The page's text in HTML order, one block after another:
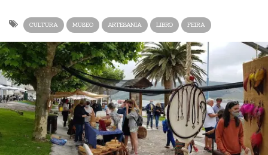
CULTURA MUSEO ARTESANIA LIBRO FEIRA